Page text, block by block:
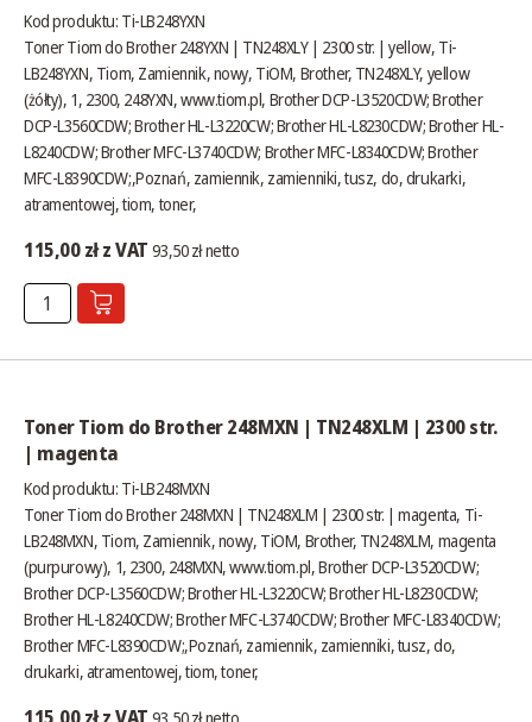
Kod produktu: Ti-LB248YXN
Toner Tiom do Brother 248YXN | TN248XLY | 2300 str. | yellow, Ti-
LB248YXN, Tiom, Zamiennik, nowy, TiOM, Brother, TN248XLY, yellow
(żółty), 1, 2300, 248YXN,www.tiom.pl, Brother DCP-L3520CDW; Brother
DCP-L3560CDW; Brother HL-L3220CW; Brother HL-L8230CDW; Brother HL-
L8240CDW; Brother MFC-L3740CDW; Brother MFC-L8340CDW; Brother
MFC-L8390CDW;,Poznań, zamiennik, zamienniki, tusz, do, drukarki,
atramentowej, tiom, toner,
115,00 zł z VAT 93,50 zł netto
Toner Tiom do Brother 248MXN | TN248XLM | 2300 str.
| magenta
Kod produktu: Ti-LB248MXN
Toner Tiom do Brother 248MXN | TN248XLM | 2300 str. | magenta, Ti-
LB248MXN, Tiom, Zamiennik, nowy, TiOM, Brother, TN248XLM, magenta
(purpurowy), 1, 2300, 248MXN,www.tiom.pl, Brother DCP-L3520CDW;
Brother DCP-L3560CDW; Brother HL-L3220CW; Brother HL-L8230CDW;
Brother HL-L8240CDW; Brother MFC-L3740CDW; Brother MFC-L8340CDW;
Brother MFC-L8390CDW;,Poznań, zamiennik, zamienniki, tusz, do,
drukarki, atramentowej, tiom, toner,
115,00 zł z VAT 93,50 zł netto